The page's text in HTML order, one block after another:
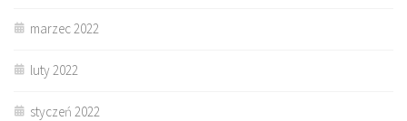
marzec 2022
luty 2022
styczeń 2022